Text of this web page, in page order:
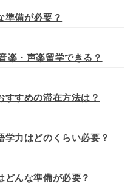
準備が必要？
楽・声楽留学できる？
すめの滞在方法は？
力はどのくらい必要？
んな準備が必要？